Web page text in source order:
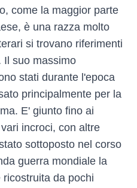
come la maggior parte
è una razza molto
si trovano riferimenti
Il suo massimo
stati durante l'epoca
principalmente per la
E' giunto fino ai
incroci, con altre
sottoposto nel corso
guerra mondiale la
da pochi